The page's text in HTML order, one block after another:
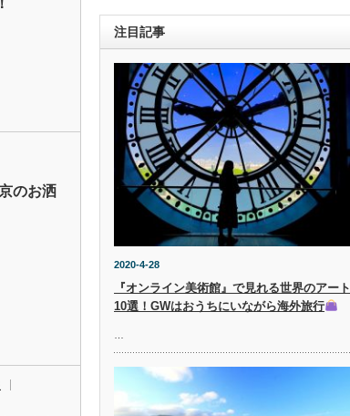
のお洒
注目記事
2020-4-28
『オンライン美術館』で見れる世界のアート
10選！GWはおうちにいながら海外旅行